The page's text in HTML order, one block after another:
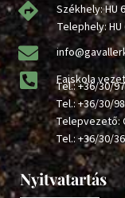
Székhely: HU
Telephely:
Faiskola
Tel.:+36/30/
Tel.:+36/30/
Telepvezető:
Tel.:+36/30/
Nyitvatartás